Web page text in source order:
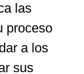
las
proceso
a los
sus